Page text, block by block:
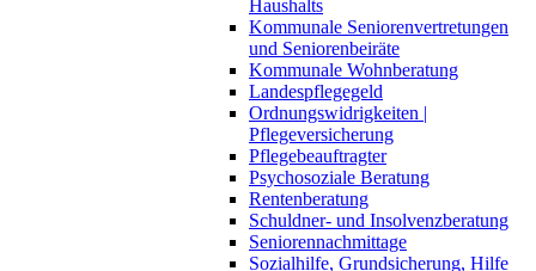
Haushalts
Kommunale Seniorenvertretungen
und Seniorenbeiräte
Kommunale Wohnberatung
Landespflegegeld
Ordnungswidrigkeiten |
Pflegeversicherung
Pflegebeauftragter
Psychosoziale Beratung
Rentenberatung
Schuldner- und Insolvenzberatung
Seniorennachmittage
Sozialhilfe, Grundsicherung, Hilfe